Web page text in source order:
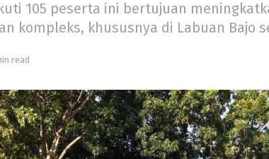
105 peserta ini bertujuan
kompleks, khususnya di Labuan
read